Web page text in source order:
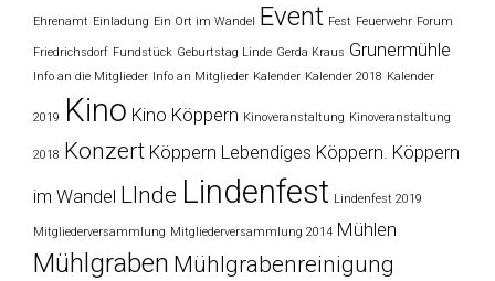
Ehrenamt Einladung Ein Ort im Wandel Event Fest Feuerwehr Forum
Friedrichsdorf Fundstück Geburtstag Linde Gerda Kraus Grunermühle
Info an die Mitglieder Info an Mitglieder Kalender Kalender 2018 Kalender
2019 Kino Kino Köppern Kinoveranstaltung Kinoveranstaltung
2018 Konzert Köppern Lebendiges Köppern. Köppern
im Wandel LInde Lindenfest Lindenfest 2019
Mitgliederversammlung Mitgliederversammlung 2014 Mühlen
Mühlgraben Mühlgrabenreinigung